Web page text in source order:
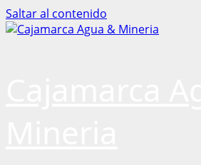
Saltar al contenido